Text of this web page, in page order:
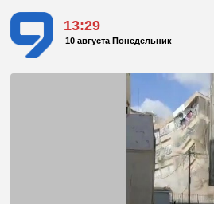
13:29
10 августа Понедельник